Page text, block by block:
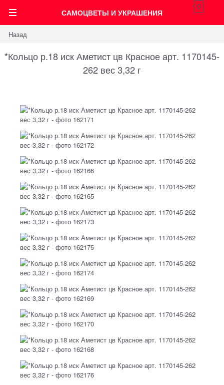
САМОЦВЕТЫ И УКРАШЕНИЯ
0
Назад
*Кольцо р.18 иск Аметист цв Красное арт. 1170145-
262 вес 3,32 г